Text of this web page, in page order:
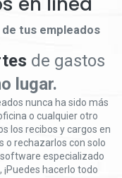
tus empleados
de gastos
lugar.
nunca ha sido más
o cualquier otro
los recibos y cargos en
o rechazarlos con solo
especializado
hacerlo todo